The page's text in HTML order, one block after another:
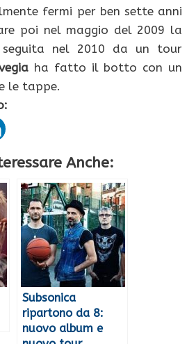
fermi per ben sette anni
poi nel maggio del 2009 la
seguita nel 2010 da un tour
ha fatto il botto con un
le tappe.
Anche:
Subsonica
ripartono da 8:
nuovo album e